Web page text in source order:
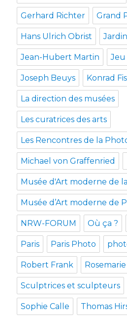
Gerhard Richter Grand
Hans Ulrich Obrist
Jean-Hubert Martin
Joseph Beuys Konrad
La direction des musées
Les curatrices des arts
Les Rencontres de la
Michael von Graffenried
Musée d'Art moderne de
Musée d’Art moderne de
NRW-FORUM Où ça ?
Paris Paris Photo
Robert Frank
Sculptrices et sculpteurs
Sophie Calle Thomas